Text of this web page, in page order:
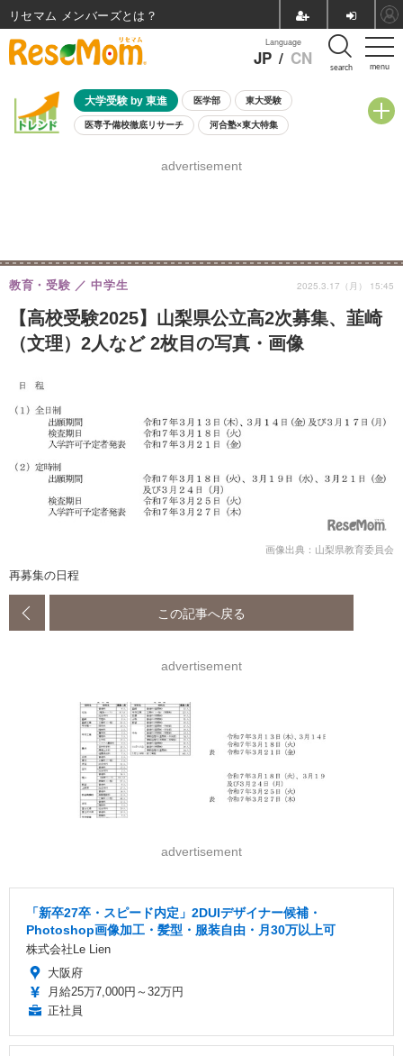
menu
Language
JP / CN search
大学受験 by 東進 医学部 東大受験
医専予備校徹底リサーチ 河合塾×東大特集
8月開催学校説明会・相談会
advertisement
【高校受験2025】山梨県公立高2次募集、韮崎
（文理）2人など 2枚目の写真・画像
教育・受験 中学生 2025.3.17（月） 15:45
画像出典：山梨県教育委員会
再募集の日程
この記事へ戻る
advertisement
advertisement
「新卒27卒・スピード内定」2DUIデザイナー候補・
Photoshop画像加工・髪型・服装自由・月30万以上可
株式会社Le Lien
大阪府
月給25万7,000円～32万円
正社員
リセマム メンバーズ